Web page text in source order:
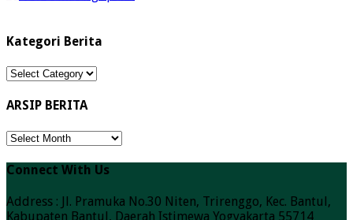
Kategori Berita
Kategori
ARSIP BERITA
ARSIP
Connect With Us
Address : Jl. Pramuka No.30 Niten, Trirenggo, Kec. Bantul,
Kabupaten Bantul, Daerah Istimewa Yogyakarta 55714